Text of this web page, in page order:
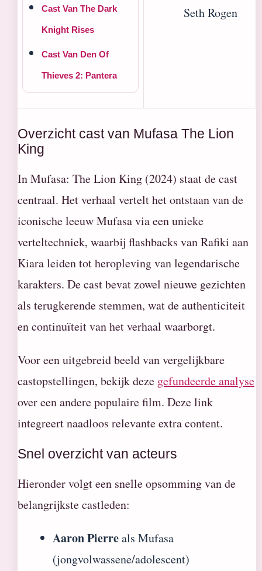
Cast Van The Dark
Knight Rises
Cast Van Den Of
Thieves 2: Pantera
Seth Rogen
Overzicht cast van Mufasa The Lion
King
In Mufasa: The Lion King (2024) staat de cast
centraal. Het verhaal vertelt het ontstaan van de
iconische leeuw Mufasa via een unieke
verteltechniek, waarbij flashbacks van Rafiki aan
Kiara leiden tot heropleving van legendarische
karakters. De cast bevat zowel nieuwe gezichten
als terugkerende stemmen, wat de authenticiteit
en continuïteit van het verhaal waarborgt.
Voor een uitgebreid beeld van vergelijkbare
castopstellingen, bekijk deze gefundeerde analyse
over een andere populaire film. Deze link
integreert naadloos relevante extra content.
Snel overzicht van acteurs
Hieronder volgt een snelle opsomming van de
belangrijkste castleden:
Aaron Pierreals Mufasa
(jongvolwassene/adolescent)